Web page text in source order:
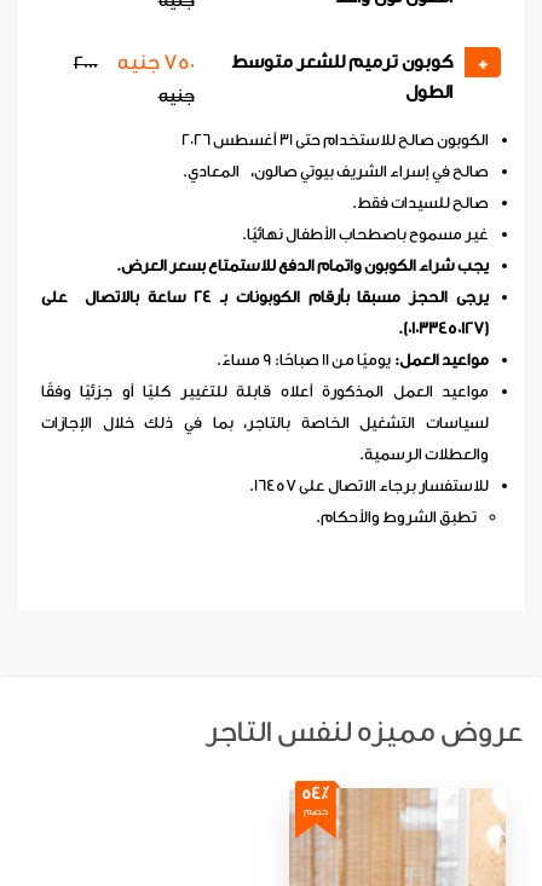
+
كوبون ترميم للشعر متوسط
الطول
750 جنيه
2000
جنيه
الكوبون صالح للاستخدام حتى 31 أغسطس 2026
صالح في إسراء الشريف بيوتي صالون، المعادي.
صالح للسيدات فقط.
غير مسموح باصطحاب الأطفال نهائيًا.
يجب شراء الكوبون واتمام الدفع للاستمتاع بسعر العرض.
يرجى الحجز مسبقا بأرقام الكوبونات بـ 24 ساعة بالاتصال على
(01033450127).
مواعيد العمل: يوميًا من 11 صباحًا: 9 مساءً.
مواعيد العمل المذكورة أعلاه قابلة للتغيير كليًا أو جزئيًا وفقًا
لسياسات التشغيل الخاصة بالتاجر، بما في ذلك خلال الإجازات
والعطلات الرسمية.
للاستفسار برجاء الاتصال على 16457.
تطبق الشروط والأحكام.
عروض مميزه لنفس التاجر
54٪
خصم